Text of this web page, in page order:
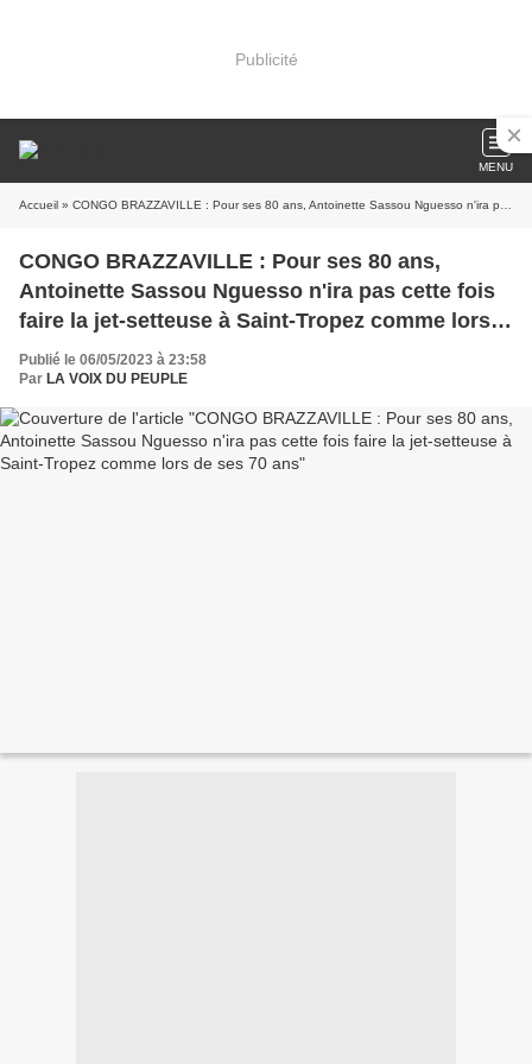
Publicité
MENU
Accueil » CONGO BRAZZAVILLE : Pour ses 80 ans, Antoinette Sassou Nguesso n'ira pas cette fois faire la jet-setteuse à Saint-Tropez comme lors de ses 70 ans
CONGO BRAZZAVILLE : Pour ses 80 ans,
Antoinette Sassou Nguesso n'ira pas cette fois
faire la jet-setteuse à Saint-Tropez comme lors
de ses 70 ans
Publié le 06/05/2023 à 23:58
Par LA VOIX DU PEUPLE